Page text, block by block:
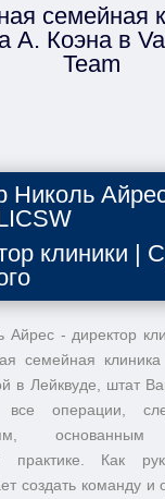
семейная
А. Коэна в
Team
Николь
клиники |
Айрес - директор
семейная клиника
в Лейквуде, штат
все операции,
практике. Как
создать команду и